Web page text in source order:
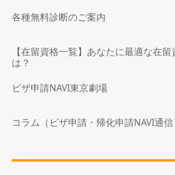
各種無料診断のご案内
【在留資格一覧】あなたに最適な在留
は？
ビザ申請NAVI東京劇場
コラム（ビザ申請・帰化申請NAVI通信